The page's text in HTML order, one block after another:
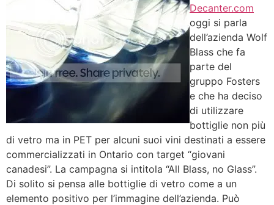
Decanter.com
oggi si parla
dell’azienda Wolf
Blass che fa
parte del
gruppo Fosters
e che ha deciso
di utilizzare
bottiglie non più
di vetro ma in PET per alcuni suoi vini destinati a essere
commercializzati in Ontario con target “giovani
canadesi”. La campagna si intitola “All Blass, no Glass”.
Di solito si pensa alle bottiglie di vetro come a un
elemento positivo per l’immagine dell’azienda. Può